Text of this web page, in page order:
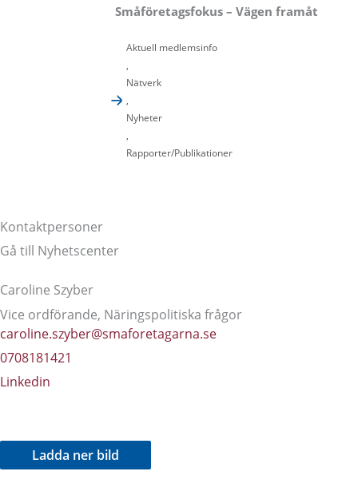
Småföretagsfokus – Vägen framåt
Aktuell medlemsinfo
,
Nätverk
,
Nyheter
,
Rapporter/Publikationer
Kontaktpersoner
Gå till Nyhetscenter
Caroline Szyber
Vice ordförande, Näringspolitiska frågor
caroline.szyber@smaforetagarna.se
0708181421
Linkedin
Ladda ner bild